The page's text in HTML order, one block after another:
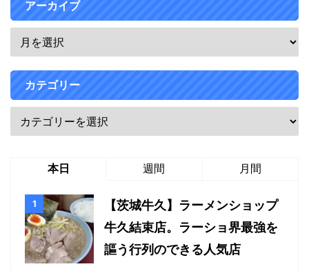
アーカイブ
カテゴリー
本日 週間 月間
【茨城牛久】ラーメンショップ
牛久結束店。ラーショ界最強を
謳う行列のできる人気店